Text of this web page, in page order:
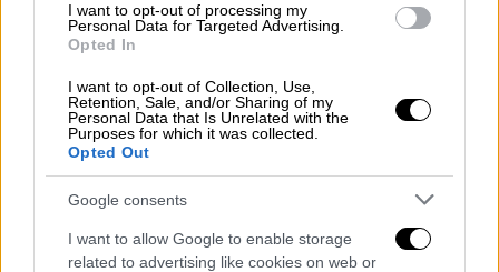
I want to opt-out of processing my
Personal Data for Targeted Advertising.
Opted In
I want to opt-out of Collection, Use,
Retention, Sale, and/or Sharing of my
Personal Data that Is Unrelated with the
Purposes for which it was collected.
Opted Out
Google consents
I want to allow Google to enable storage
related to advertising like cookies on web or
ΑΘΛΗΤΙΣΜΟΣ 18.09.201923:29
Μαρινάκης: «Μήπως πρέπει να κάνουμε κι
εμείς ό,τι και το μπάσκετ;» (vid)
Μαρινάκης: «Μήπως πρέπει να κάνουμε κι
εμείς ό,τι και το μπάσκετ;» (vid)